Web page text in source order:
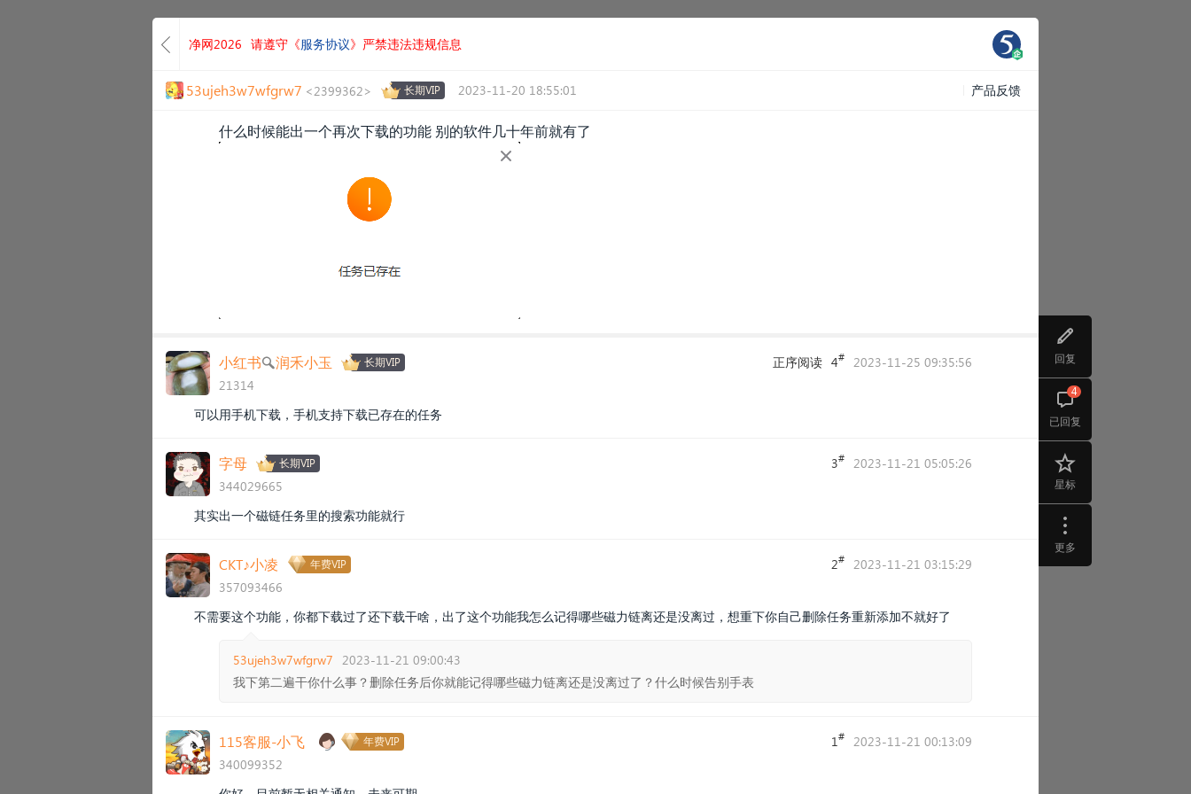
回复
已回复
4
星标
更多
净网2026 请遵守《服务协议》严禁违法违规信息
53ujeh3w7wfgrw7 <2399362> 长期VIP 2023-11-20 18:55:01 产品反馈
什么时候能出一个再次下载的功能 别的软件几十年前就有了
小红书🔍润禾小玉 长期VIP
21314
正序阅读 4# 2023-11-25 09:35:56
可以用手机下载，手机支持下载已存在的任务
字母 长期VIP
344029665
3# 2023-11-21 05:05:26
其实出一个磁链任务里的搜索功能就行
CKT♪小凌 年费VIP
357093466
2# 2023-11-21 03:15:29
不需要这个功能，你都下载过了还下载干啥，出了这个功能我怎么记得哪些磁力链离还是没离过，想重下你自己删除任务重新添加不就好了
53ujeh3w7wfgrw7 2023-11-21 09:00:43
我下第二遍干你什么事？删除任务后你就能记得哪些磁力链离还是没离过了？什么时候告别手表
115客服-小飞 年费VIP
340099352
1# 2023-11-21 00:13:09